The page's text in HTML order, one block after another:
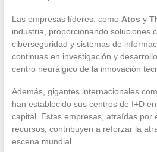
Las empresas líderes, como Atos y
industria, proporcionando soluciones
ciberseguridad y sistemas de
continuas en investigación y
centro neurálgico de la innovación
Además, gigantes internacionales
han establecido sus centros de I+D
capital. Estas empresas, atraídas por
recursos, contribuyen a reforzar la
escena mundial.